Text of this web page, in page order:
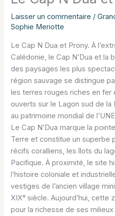
Laisser un commentaire /
Sophie Meriotte
Le Cap N Dua et Prony. À
Calédonie, le Cap N’Dua et la
des paysages les plus
région sauvage se distingue
les terres rouges riches en fer
ouverts sur le Lagon sud de
au patrimoine mondial de
Le Cap N’Dua marque la
Terre et constitue un superbe
récifs coralliens, les îlots du
Pacifique. À proximité, le site
l’histoire coloniale et
vestiges de l’ancien village
XIXᵉ siècle. Aujourd’hui, cette
pour la richesse de ses